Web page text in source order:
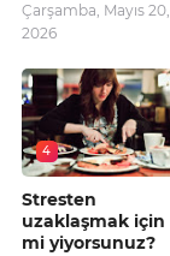
Çarşamba, Mayıs 20,
2026
4
Stresten
uzaklaşmak için
mi yiyorsunuz?